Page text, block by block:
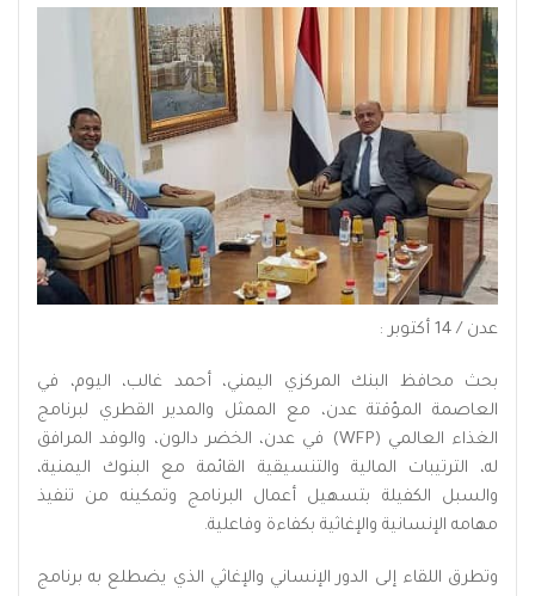
عدن / 14 أكتوبر :
بحث محافظ البنك المركزي اليمني، أحمد غالب، اليوم، في
العاصمة المؤقتة عدن، مع الممثل والمدير القطري لبرنامج
الغذاء العالمي (WFP) في عدن، الخضر دالون، والوفد المرافق
له، الترتيبات المالية والتنسيقية القائمة مع البنوك اليمنية،
والسبل الكفيلة بتسهيل أعمال البرنامج وتمكينه من تنفيذ
مهامه الإنسانية والإغاثية بكفاءة وفاعلية.
وتطرق اللقاء إلى الدور الإنساني والإغاثي الذي يضطلع به برنامج